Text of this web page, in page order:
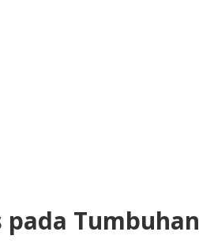
pada Tumbuhan